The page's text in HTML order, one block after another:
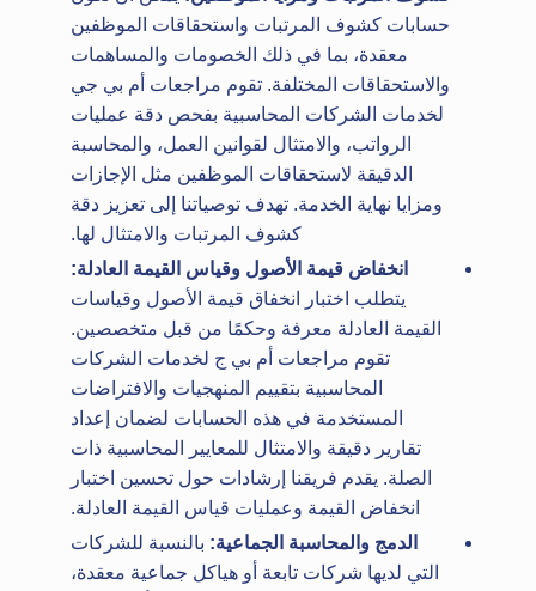
حسابات كشوف المرتبات واستحقاقات الموظفين
معقدة، بما في ذلك الخصومات والمساهمات
والاستحقاقات المختلفة. تقوم مراجعات أم بي جي
لخدمات الشركات المحاسبية بفحص دقة عمليات
الرواتب، والامتثال لقوانين العمل، والمحاسبة
الدقيقة لاستحقاقات الموظفين مثل الإجازات
ومزايا نهاية الخدمة. تهدف توصياتنا إلى تعزيز دقة
كشوف المرتبات والامتثال لها.
انخفاض قيمة الأصول وقياس القيمة العادلة:
يتطلب اختبار انخفاق قيمة الأصول وقياسات
القيمة العادلة معرفة وحكمًا من قبل متخصصين.
تقوم مراجعات أم بي ج لخدمات الشركات
المحاسبية بتقييم المنهجيات والافتراضات
المستخدمة في هذه الحسابات لضمان إعداد
تقارير دقيقة والامتثال للمعايير المحاسبية ذات
الصلة. يقدم فريقنا إرشادات حول تحسين اختبار
انخفاض القيمة وعمليات قياس القيمة العادلة.
الدمج والمحاسبة الجماعية: بالنسبة للشركات
التي لديها شركات تابعة أو هياكل جماعية معقدة،